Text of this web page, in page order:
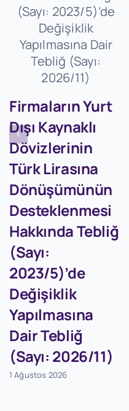
Firmaların Yurt
Dışı Kaynaklı
Dövizlerinin
Türk Lirasına
Dönüşümünün
Desteklenmesi
Hakkında Tebliğ
(Sayı:
2023/5)’de
Değişiklik
Yapılmasına
Dair Tebliğ
(Sayı: 2026/11)
1 Ağustos 2026